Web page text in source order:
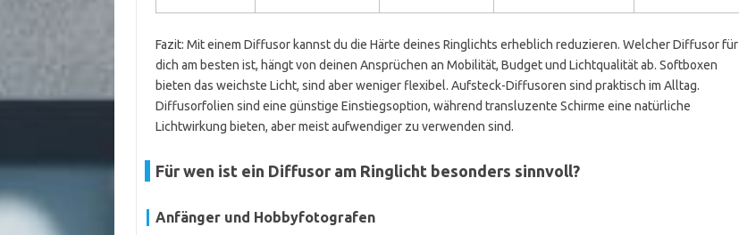
Fazit: Mit einem Diffusor kannst du die Härte deines Ringlichts erheblich reduzieren. Welcher Diffusor für
dich am besten ist, hängt von deinen Ansprüchen an Mobilität, Budget und Lichtqualität ab. Softboxen
bieten das weichste Licht, sind aber weniger flexibel. Aufsteck-Diffusoren sind praktisch im Alltag.
Diffusorfolien sind eine günstige Einstiegsoption, während transluzente Schirme eine natürliche
Lichtwirkung bieten, aber meist aufwendiger zu verwenden sind.
Für wen ist ein Diffusor am Ringlicht besonders sinnvoll?
Anfänger und Hobbyfotografen